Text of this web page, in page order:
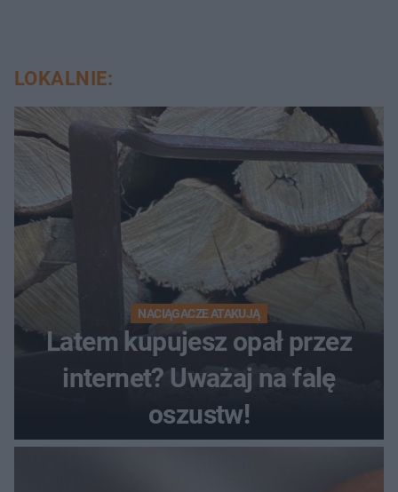
LOKALNIE:
NACIĄGACZE ATAKUJĄ
Latem kupujesz opał przez
internet? Uważaj na falę
oszustw!